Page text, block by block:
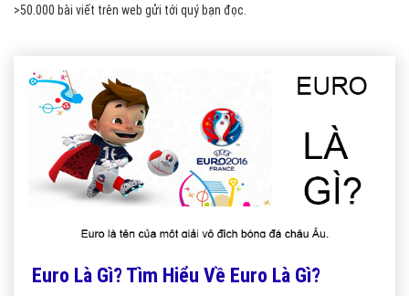
>50.000 bài viết trên web gửi tới quý bạn đọc.
Euro Là Gì? Tìm Hiểu Về Euro Là Gì?